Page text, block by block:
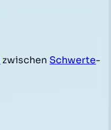
zwischen Schwerte-